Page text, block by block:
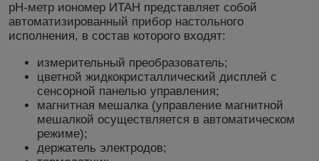
рН-метр иономер ИТАН представляет собой
автоматизированный прибор настольного
исполнения, в состав которого входят:
измерительный преобразователь;
цветной жидкокристаллический дисплей с
сенсорной панелью управления;
магнитная мешалка (управление магнитной
мешалкой осуществляется в автоматическом
режиме);
держатель электродов;